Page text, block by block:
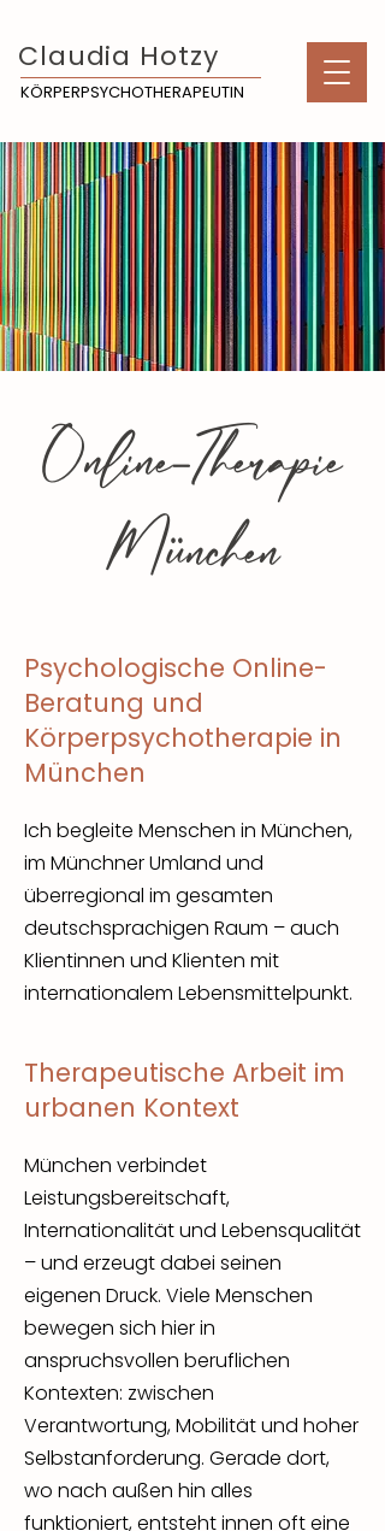
Claudia Hotzy
KÖRPERPSYCHOTHERAPEUTIN
Online-Therapie
München
Psychologische Online-
Beratung und
Körperpsychotherapie in
München
Ich begleite Menschen in München,
im Münchner Umland und
überregional im gesamten
deutschsprachigen Raum – auch
Klientinnen und Klienten mit
internationalem Lebensmittelpunkt.
Therapeutische Arbeit im
urbanen Kontext
München verbindet
Leistungsbereitschaft,
Internationalität und Lebensqualität
– und erzeugt dabei seinen
eigenen Druck. Viele Menschen
bewegen sich hier in
anspruchsvollen beruflichen
Kontexten: zwischen
Verantwortung, Mobilität und hoher
Selbstanforderung. Gerade dort,
wo nach außen hin alles
funktioniert, entsteht innen oft eine